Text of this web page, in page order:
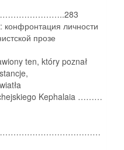
личности
прозе
ten, który poznał
Kephalaia ………